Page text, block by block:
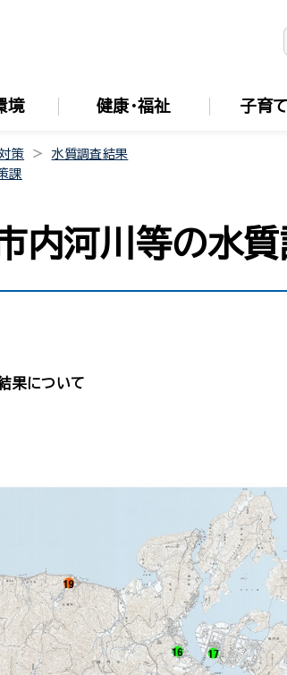
境 健康・福祉 子育
策
水質調査結果
課
河川等の水質
果について